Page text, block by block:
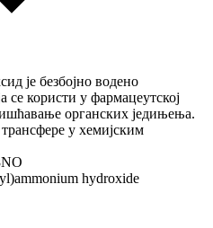
је безбојно водено
се користи у фармацеутској
органских једињења.
у хемијским
hydroxide